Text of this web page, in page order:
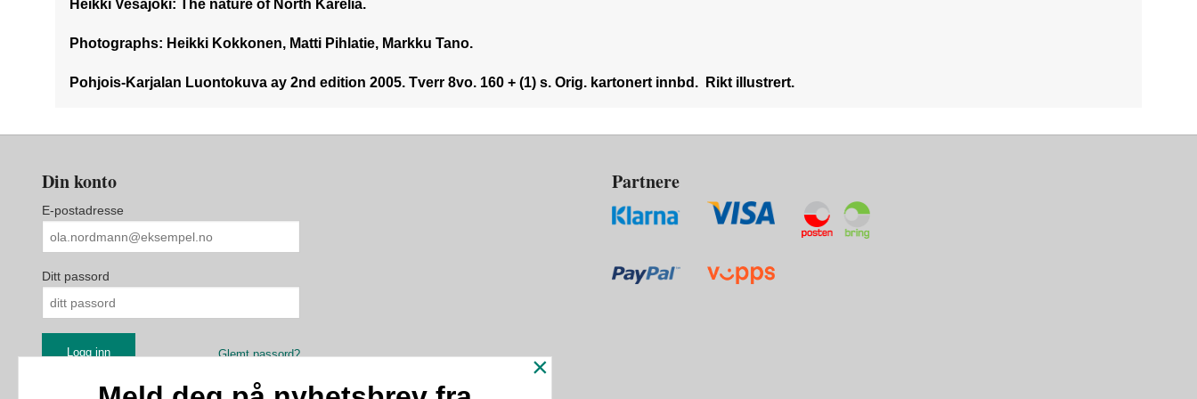
Heikki Vesajoki: The nature of North Karelia.
Photographs: Heikki Kokkonen, Matti Pihlatie, Markku Tano.
Pohjois-Karjalan Luontokuva ay 2nd edition 2005. Tverr 8vo. 160 + (1) s. Orig. kartonert innbd. Rikt illustrert.
Din konto
E-postadresse
Ditt passord
Glemt passord?
Partnere
×